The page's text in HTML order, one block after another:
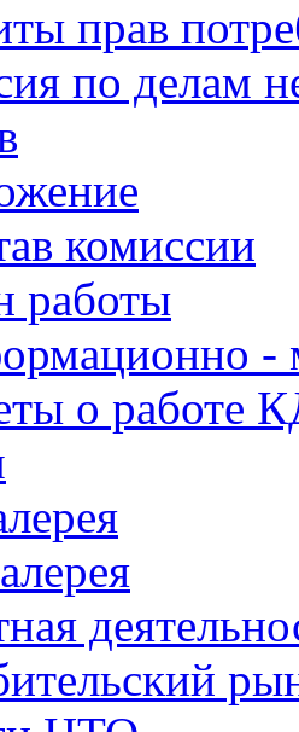
прав
по делам
комиссии
работы
-
о работе